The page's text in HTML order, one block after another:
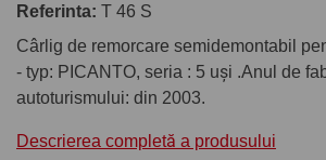
Referinta: T 46 S
Cârlig de remorcare semidemontabil
- typ: PICANTO, seria : 5 uşi .Anul de
autoturismului: din 2003.
Descrierea completă a produsului